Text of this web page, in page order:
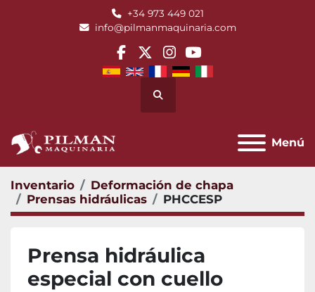
+34 973 449 021
info@pilmanmaquinaria.com
facebook
twitterinstagram
youtube
Buscar
Menú
Inventario
Deformación de chapa
Prensas hidráulicas
PHCCESP
Prensa hidráulica
especial con cuello